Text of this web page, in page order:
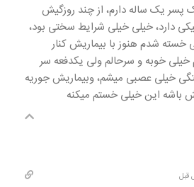
و یک پسر یک ساله دارم، از چند روزگیش
دارد، خیلی خیلی شرایط سختی بود،
خسته شدم هنوز با بیماریش کنار
خیلی خوبه و سرحالم ولی یکدفعه سر
خیلی عصبی میشم، وبیماریش جوریه
باشه این خیلی خستم میکنه